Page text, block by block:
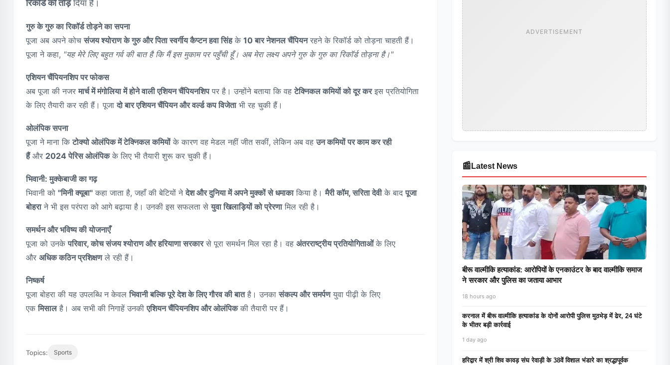
रिकॉर्ड को तोड़दिया है।
गुरु के गुरु का रिकॉर्ड तोड़ने का सपना
पूजा अब अपने कोचसंजय श्योराण के गुरु और पिता स्वर्गीय कैप्टन हवा सिंहके 10 बार नेशनल चैंपियनरहने के रिकॉर्ड को तोड़ना चाहती हैं।
पूजा ने कहा, "यह मेरे लिए बहुत गर्व की बात है कि मैं इस मुकाम पर पहुँची हूँ। अब मेरा लक्ष्य अपने गुरु के गुरु का रिकॉर्ड तोड़ना है।"
एशियन चैंपियनशिप पर फोकस
अब पूजा की नजरमार्च में मंगोलिया में होने वाली एशियन चैंपियनशिपपर है। उन्होंने बताया कि वहटेक्निकल कमियों को दूर करइस प्रतियोगिता
के लिए तैयारी कर रही हैं। पूजादो बार एशियन चैंपियन और वर्ल्ड कप विजेताभी रह चुकी हैं।
ओलंपिक सपना
पूजा ने माना किटोक्यो ओलंपिक में टेक्निकल कमियोंके कारण वह मेडल नहीं जीत सकीं, लेकिन अब वहउन कमियों पर काम कर रही
हैंऔर 2024 पेरिस ओलंपिकके लिए भी तैयारी शुरू कर चुकी हैं।
भिवानी: मुक्केबाजी का गढ़
भिवानी को "मिनी क्यूबा" कहा जाता है, जहाँ की बेटियों नेदेश और दुनिया में अपने मुक्कों से धमाकाकिया है।मैरी कॉम, सरिता देवीके बादपूजा
बोहराने भी इस परंपरा को आगे बढ़ाया है। उनकी इस सफलता सेयुवा खिलाड़ियों को प्रेरणामिल रही है।
समर्थन और भविष्य की योजनाएँ
पूजा को उनकेपरिवार, कोच संजय श्योराण और हरियाणा सरकारसे पूरा समर्थन मिल रहा है। वह अंतरराष्ट्रीय प्रतियोगिताओंके लिए
और अधिक कठिन प्रशिक्षणले रही हैं।
निष्कर्ष
पूजा बोहरा की यह उपलब्धि न केवलभिवानी बल्कि पूरे देश के लिए गौरव की बातहै। उनकासंकल्प और समर्पणयुवा पीढ़ी के लिए
एकमिसालहै। अब सभी की निगाहें उनकीएशियन चैंपियनशिप और ओलंपिककी तैयारी पर हैं।
Topics: Sports
ADVERTISEMENT
📰 Latest News
बीरू वाल्मीकि हत्याकांड: आरोपियों के एनकाउंटर के बाद वाल्मीकि समाज
ने सरकार और पुलिस का जताया आभार
18 hours ago
करनाल में बीरू वाल्मीकि हत्याकांड के दोनों आरोपी पुलिस मुठभेड़ में ढेर, 24 घंटे
के भीतर बड़ी कार्रवाई
1 day ago
हरिद्वार में श्री शिव कावड़ संघ रेवाड़ी के 38वें विशाल भंडारे का श्रद्धापूर्वक